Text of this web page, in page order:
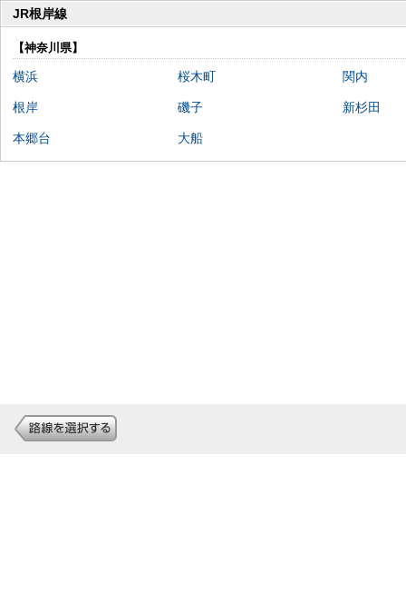
JR根岸線
【神奈川県】
横浜 桜木町 関内
根岸 磯子 新杉田
本郷台 大船